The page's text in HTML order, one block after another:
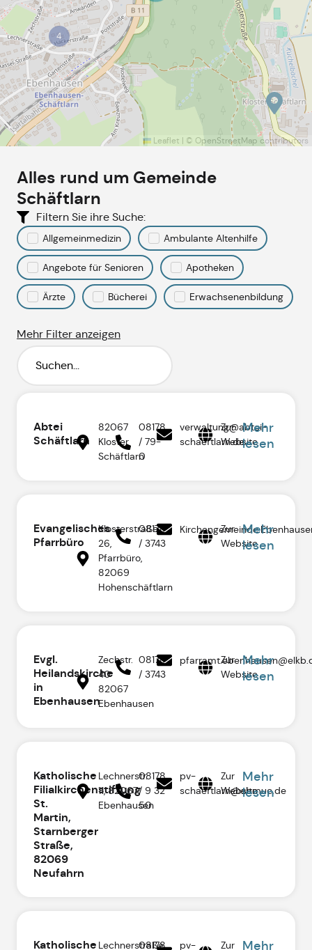
4
Leaflet | © OpenStreetMap contributors
Alles rund um Gemeinde
Schäftlarn
Filtern Sie ihre Suche:
Allgemeinmedizin Ambulante Altenhilfe
Angebote für Senioren Apotheken
Ärzte Bücherei Erwachsenenbildung
Mehr Filter anzeigen
Abtei
Schäftlarn
82067
Kloster
Schäftlarn
08178
/ 79-
0
verwaltung@abtei-
schaeftlarn.de
Zur
Website
Mehr
lesen
Evangelisches
Pfarrbüro
Klosterstraße
26,
Pfarrbüro,
82069
Hohenschäftlarn
08178
/ 3743
Zur
Website
Mehr
lesen
Evgl.
Heilandskirche
in
Ebenhausen
Zechstr.
40
82067
Ebenhausen
08178
/ 3743
Zur
Website
Mehr
lesen
Katholische
Filialkirchenstiftung
St.
Martin,
Starnberger
Straße,
82069
Neufahrn
Lechnerstr.
11, 82067
Ebenhausen
08178
/ 9 32
50
pv-
schaeftlarn@ebmuc.de
Zur
Website
Mehr
lesen
Katholische Lechnerstraße
08178
pv-
Zur
Mehr